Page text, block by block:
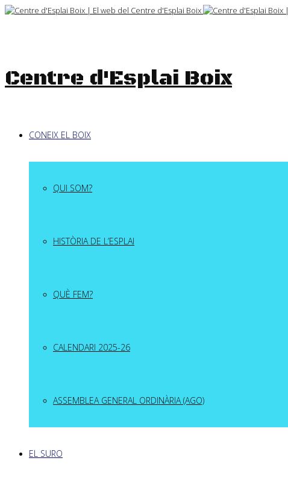
Skip
Centre d'Esplai Boix
CONEIX EL BOIX
QUI SOM?
HISTÒRIA DE L’ESPLAI
QUÈ FEM?
CALENDARI 2025-26
ASSEMBLEA GENERAL ORDINÀRIA (AGO)
EL SURO